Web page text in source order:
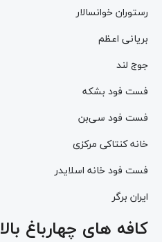
رستوران خوانسالار
بریانی اعظم
جوج لند
فست فود بشکه
فست فود سی‌بن
خانه کنتاکی مرکزی
فست فود خانه اسلایدر
ایران برگر
کافه‌ های چهارباغ بالا